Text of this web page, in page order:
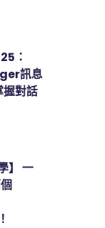
：
訊息
握對話
】 一